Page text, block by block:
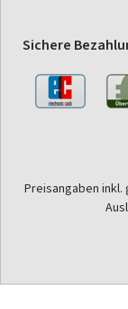
Sichere
Preisangaben inkl.